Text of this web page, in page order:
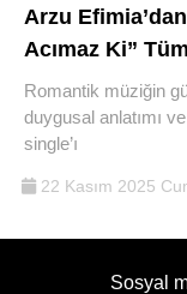
Arzu
Acımaz Ki”
Romantik müziğin
duygusal anlatımı
single’ı
22 Kasım 2025
Sosyal